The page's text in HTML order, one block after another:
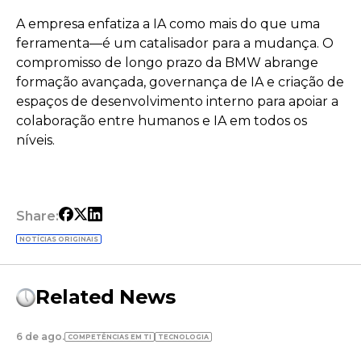
A empresa enfatiza a IA como mais do que uma
ferramenta—é um catalisador para a mudança. O
compromisso de longo prazo da BMW abrange
formação avançada, governança de IA e criação de
espaços de desenvolvimento interno para apoiar a
colaboração entre humanos e IA em todos os
níveis.
Share:
NOTÍCIAS ORIGINAIS
Related News
6 de ago. COMPETÊNCIAS EM TI TECNOLOGIA